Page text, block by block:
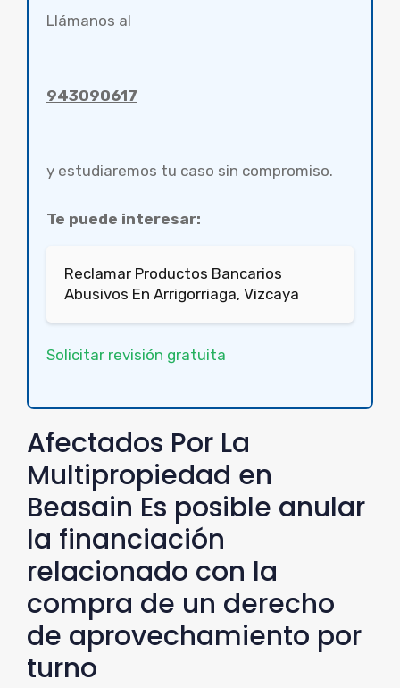
Llámanos al
943090617
y estudiaremos tu caso sin compromiso.
Te puede interesar:
Reclamar Productos Bancarios
Abusivos En Arrigorriaga, Vizcaya
Solicitar revisión gratuita
Afectados Por La
Multipropiedad en
Beasain Es posible anular
la financiación
relacionado con la
compra de un derecho
de aprovechamiento por
turno